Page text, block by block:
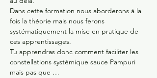
Dans cette formation nous aborderons à la
fois la théorie mais nous ferons
systématiquement la mise en pratique de
ces apprentissages.
Tu apprendras donc comment faciliter les
constellations systémique sauce Pampuri
mais pas que …